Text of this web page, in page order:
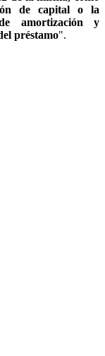
de capital o la
amortización y
préstamo".